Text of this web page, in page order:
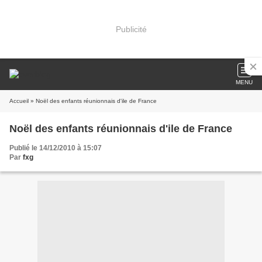
Publicité
MENU
Accueil » Noël des enfants réunionnais d'ile de France
Noël des enfants réunionnais d'ile de France
Publié le 14/12/2010 à 15:07
Par fxg